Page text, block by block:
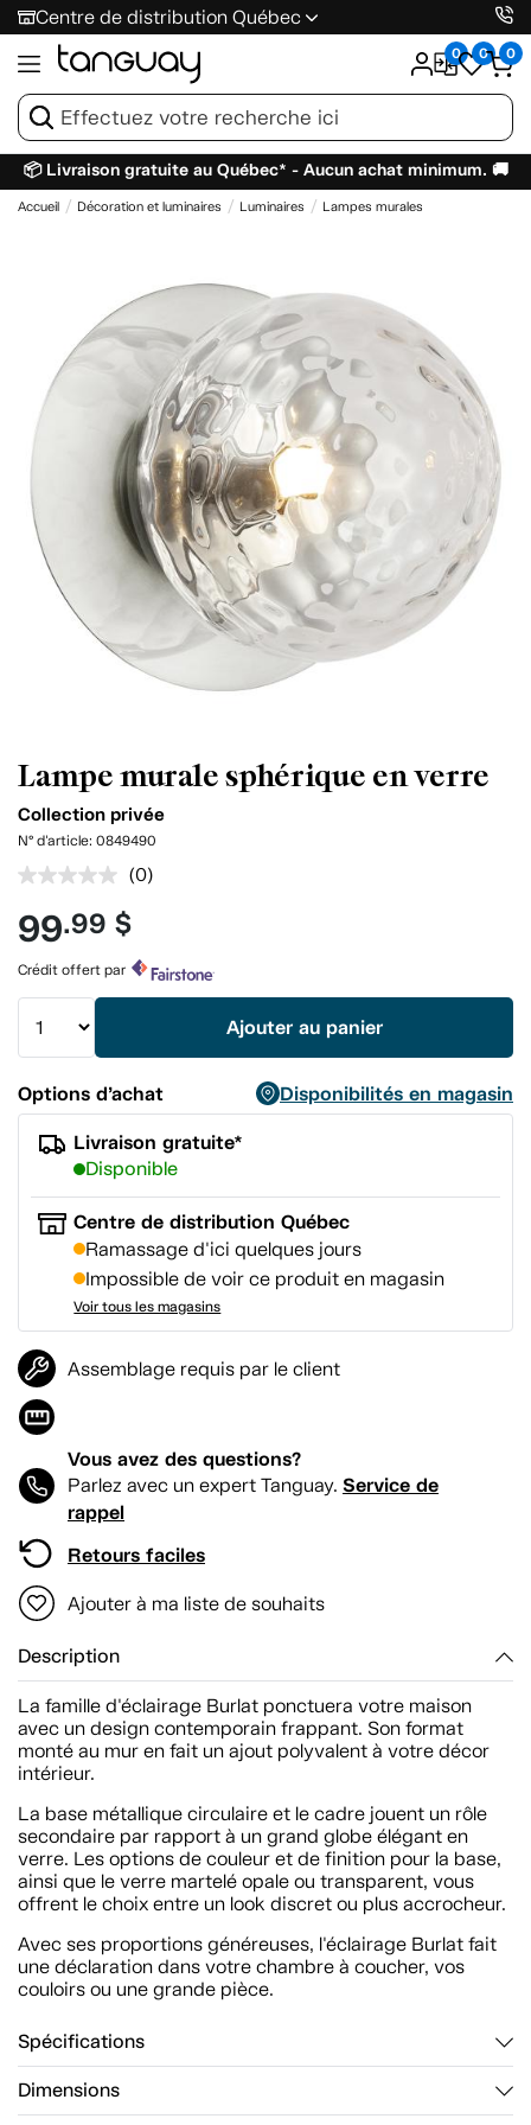
Centre de distribution Québec
0 0 0
📦 Livraison gratuite au Québec* - Aucun achat minimum. 🚚
Accueil Décoration et luminaires Luminaires Lampes murales
Lampe murale sphérique en verre
Collection privée
N° d'article: 0849490
Aucune
pour
produit.
Lien
vers
page.
(0)
99.99 $
Crédit offert par
Ajouter au panier
Options d’achat
Disponibilités en magasin
Livraison gratuite*
Disponible
Centre de distribution Québec
Ramassage d'ici quelques jours
Impossible de voir ce produit en magasin
Voir tous les magasins
Assemblage requis par le client
Vous avez des questions?
Parlez avec un expert Tanguay. Service de
rappel
Retours faciles
Ajouter à ma liste de souhaits
Description
La famille d'éclairage Burlat ponctuera votre maison
avec un design contemporain frappant. Son format
monté au mur en fait un ajout polyvalent à votre décor
intérieur.
La base métallique circulaire et le cadre jouent un rôle
secondaire par rapport à un grand globe élégant en
verre. Les options de couleur et de finition pour la base,
ainsi que le verre martelé opale ou transparent, vous
offrent le choix entre un look discret ou plus accrocheur.
Avec ses proportions généreuses, l'éclairage Burlat fait
une déclaration dans votre chambre à coucher, vos
couloirs ou une grande pièce.
Spécifications
Dimensions